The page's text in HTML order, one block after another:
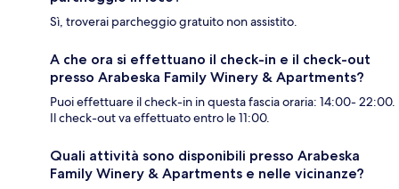
Sì, troverai parcheggio gratuito non assistito.
A che ora si effettuano il check-in e il check-out
presso Arabeska Family Winery & Apartments?
Puoi effettuare il check-in in questa fascia oraria: 14:00- 22:00.
Il check-out va effettuato entro le 11:00.
Quali attività sono disponibili presso Arabeska
Family Winery & Apartments e nelle vicinanze?